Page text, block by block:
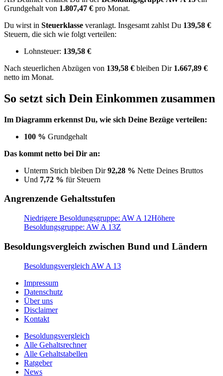
Grundgehalt von 1.807,47 € pro Monat.
Du wirst in Steuerklasse veranlagt. Insgesamt zahlst Du 139,58 €
Steuern, die sich wie folgt verteilen:
Lohnsteuer: 139,58 €
Nach steuerlichen Abzügen von 139,58 € bleiben Dir 1.667,89 €
netto im Monat.
So setzt sich Dein Einkommen zusammen
Im Diagramm erkennst Du, wie sich Deine Bezüge verteilen:
100 % Grundgehalt
Das kommt netto bei Dir an:
Unterm Strich bleiben Dir92,28 % Nette Deines Bruttos
Und 7,72 % für Steuern
Angrenzende Gehaltsstufen
Niedrigere Besoldungsgruppe: AW A 12Höhere
Besoldungsgruppe: AW A 13Z
Besoldungsvergleich zwischen Bund und Ländern
Besoldungsvergleich AW A 13
Impressum
Datenschutz
Über uns
Disclaimer
Kontakt
Besoldungsvergleich
Alle Gehaltsrechner
Alle Gehaltstabellen
Ratgeber
News